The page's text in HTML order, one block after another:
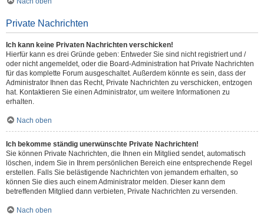
Private Nachrichten
Ich kann keine Privaten Nachrichten verschicken!
Hierfür kann es drei Gründe geben: Entweder Sie sind nicht registriert und /
oder nicht angemeldet, oder die Board-Administration hat Private Nachrichten
für das komplette Forum ausgeschaltet. Außerdem könnte es sein, dass der
Administrator Ihnen das Recht, Private Nachrichten zu verschicken, entzogen
hat. Kontaktieren Sie einen Administrator, um weitere Informationen zu
erhalten.
Nach oben
Ich bekomme ständig unerwünschte Private Nachrichten!
Sie können Private Nachrichten, die Ihnen ein Mitglied sendet, automatisch
löschen, indem Sie in Ihrem persönlichen Bereich eine entsprechende Regel
erstellen. Falls Sie belästigende Nachrichten von jemandem erhalten, so
können Sie dies auch einem Administrator melden. Dieser kann dem
betreffenden Mitglied dann verbieten, Private Nachrichten zu versenden.
Nach oben